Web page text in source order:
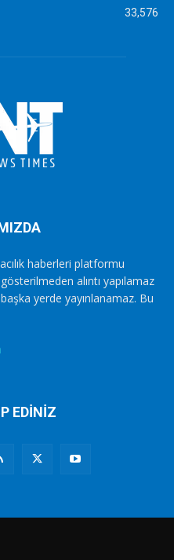
33,576
haberleri platformu
alıntı yapılamaz
yerde yayınlanamaz. Bu
EDİNİZ